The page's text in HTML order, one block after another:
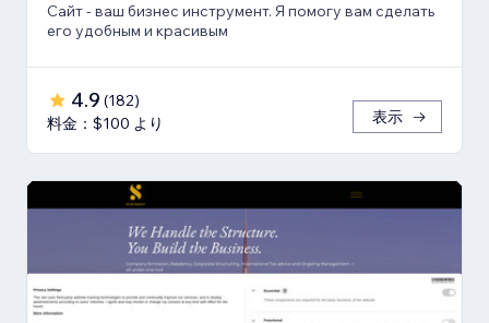
Сайт - ваш бизнес инструмент. Я помогу вам сделать
его удобным и красивым
4.9 (182)
料金：$100 より
表示